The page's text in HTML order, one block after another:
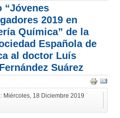
“Jóvenes
2019 en
Química” de la
Española de
al doctor Luís
Suárez
Miércoles, 18 Diciembre 2019